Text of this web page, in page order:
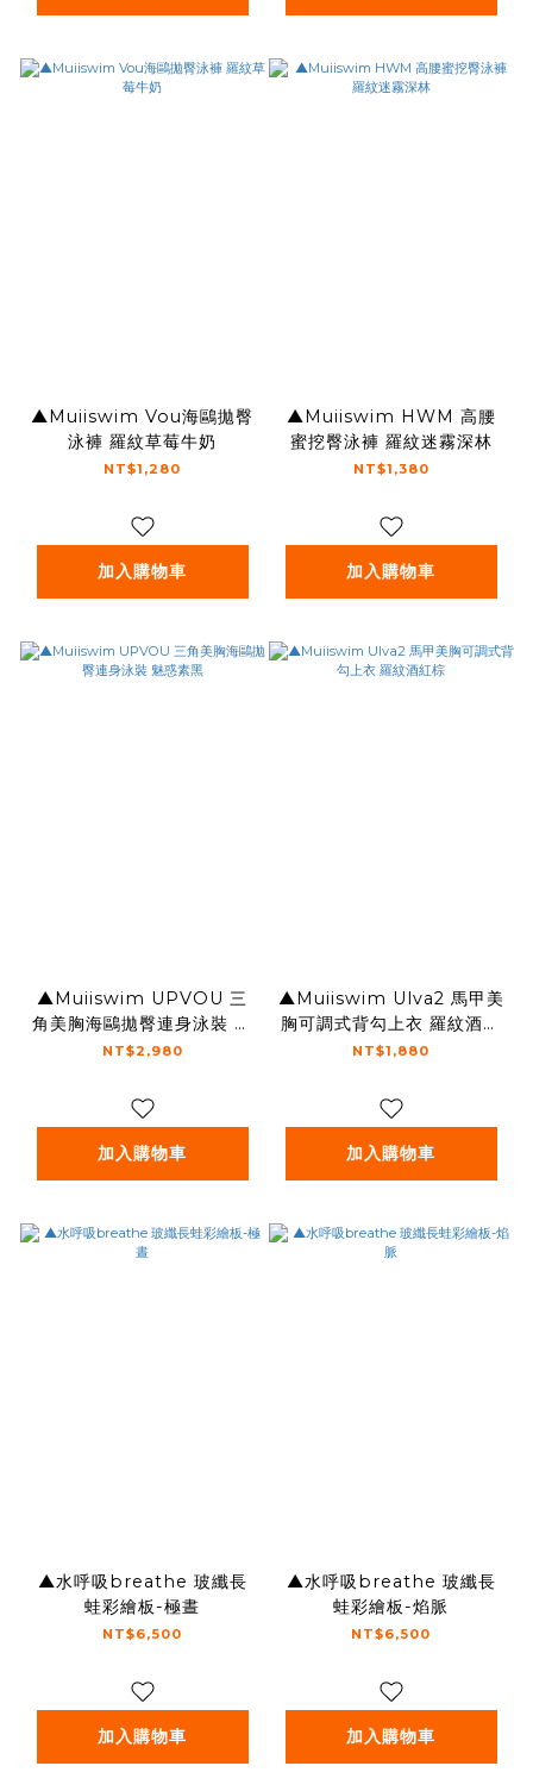
▲Muiiswim Vou海鷗拋臀
泳褲 羅紋草莓牛奶
NT$1,280
加入購物車
▲Muiiswim HWM 高腰
蜜挖臀泳褲 羅紋迷霧深林
NT$1,380
加入購物車
▲Muiiswim UPVOU 三
角美胸海鷗拋臀連身泳裝 魅
惑素黑
NT$2,980
加入購物車
▲Muiiswim Ulva2 馬甲美
胸可調式背勾上衣 羅紋酒紅
棕
NT$1,880
加入購物車
▲水呼吸breathe 玻纖長
蛙彩繪板-極晝
NT$6,500
加入購物車
▲水呼吸breathe 玻纖長
蛙彩繪板-焰脈
NT$6,500
加入購物車